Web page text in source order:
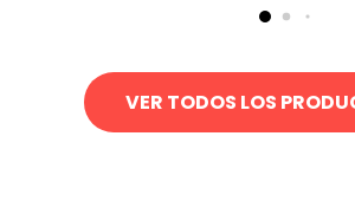
VER TODOS LOS